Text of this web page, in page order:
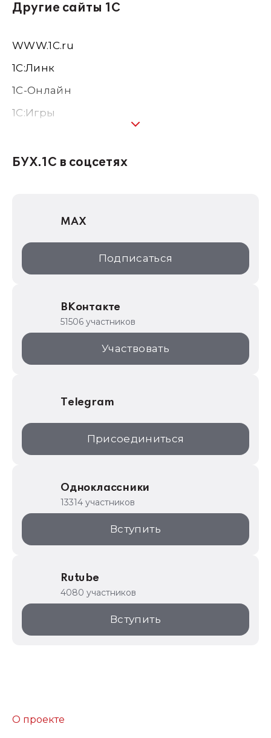
Другие сайты 1С
WWW.1С.ru
1С:Линк
1С-Онлайн
1C:Игры
1С:Консалтинг
1С:Дистрибьюция
1С:Образование
ИТС.1C.ru
1С:Торговая площадка
БУХ.1С в соцсетях
MAX
Подписаться
ВКонтакте
51506 участников
Участвовать
Telegram
Присоединиться
Одноклассники
13314 участников
Вступить
Rutube
4080 участников
Вступить
О проекте